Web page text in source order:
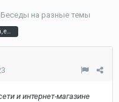
Беседы на разные темы
и интернет-магазине